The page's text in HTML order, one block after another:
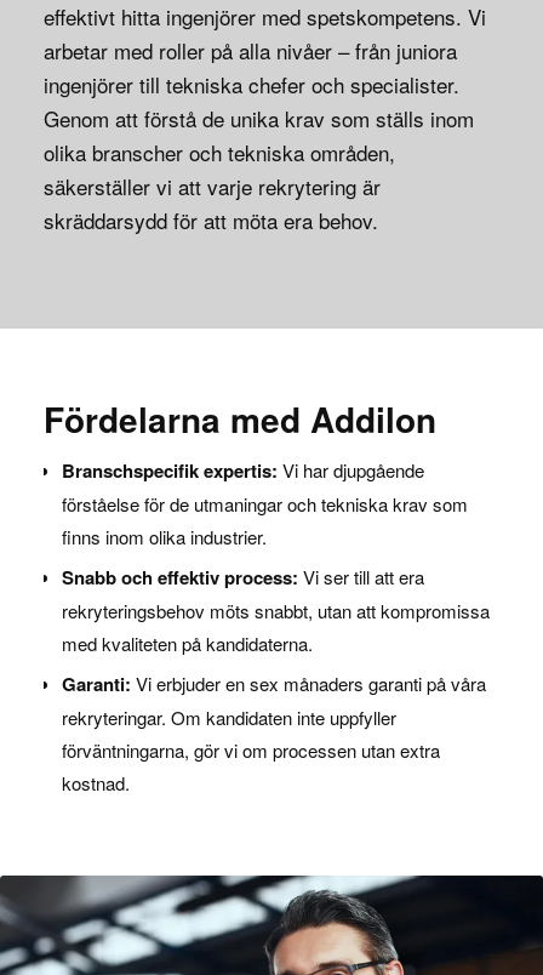
effektivt hitta ingenjörer med spetskompetens. Vi
arbetar med roller på alla nivåer – från juniora
ingenjörer till tekniska chefer och specialister.
Genom att förstå de unika krav som ställs inom
olika branscher och tekniska områden,
säkerställer vi att varje rekrytering är
skräddarsydd för att möta era behov.
Fördelarna med Addilon
Branschspecifik expertis: Vi har djupgående
förståelse för de utmaningar och tekniska krav som
finns inom olika industrier.
Snabb och effektiv process: Vi ser till att era
rekryteringsbehov möts snabbt, utan att kompromissa
med kvaliteten på kandidaterna.
Garanti: Vi erbjuder en sex månaders garanti på våra
rekryteringar. Om kandidaten inte uppfyller
förväntningarna, gör vi om processen utan extra
kostnad.